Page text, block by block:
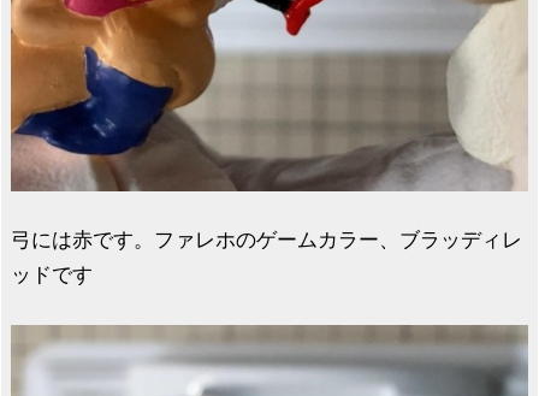
弓には赤です。ファレホのゲームカラー、ブラッディレ
ッドです